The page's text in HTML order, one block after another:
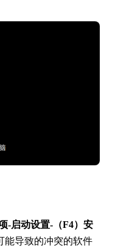
-启动设置-（F4）安
能导致的冲突的软件